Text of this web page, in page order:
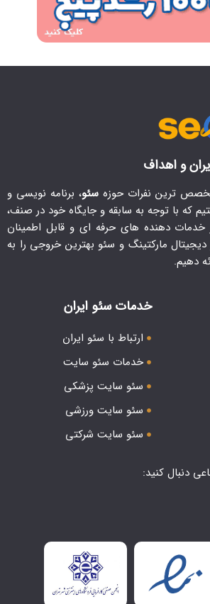
و اهداف
ترین نفرات حوزه سئو، برنامه نویسی و
که با توجه به سابقه و جایگاه خود در صنف،
دهنده های حرفه ای و قابل اطمینان
مارکتینگ و سئو بهترین خروجی را به
دهیم.
خدمات سئو ایران
ارتباط با سئو ایران
خدمات سئو سایت
سئو سایت پزشکی
سئو سایت ورزشی
سئو سایت شرکتی
دنبال کنید: